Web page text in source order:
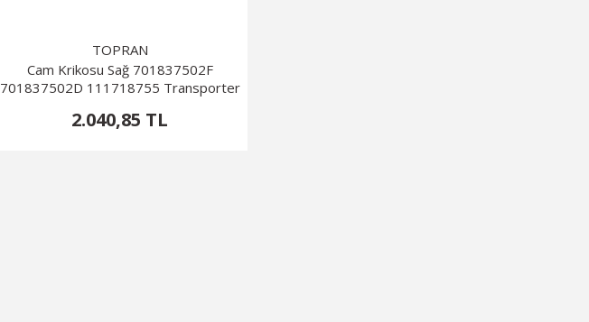
TOPRAN
Cam Krikosu Sağ 701837502F
701837502D 111718755 Transporter
2.040,85 TL